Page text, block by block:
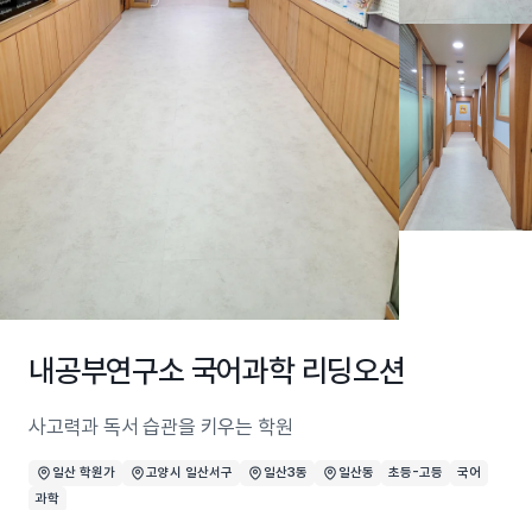
내공부연구소 국어과학 리딩오션
사고력과 독서 습관을 키우는 학원
일산 학원가 고양시 일산서구 일산3동 일산동 초등-고등
국어
과학